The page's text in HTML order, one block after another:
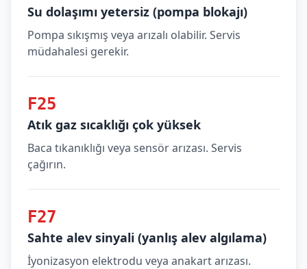
Su dolaşımı yetersiz (pompa blokajı)
Pompa sıkışmış veya arızalı olabilir. Servis
müdahalesi gerekir.
F25
Atık gaz sıcaklığı çok yüksek
Baca tıkanıklığı veya sensör arızası. Servis
çağırın.
F27
Sahte alev sinyali (yanlış alev algılama)
İyonizasyon elektrodu veya anakart arızası.